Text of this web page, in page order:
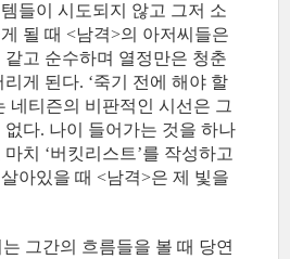
들이 시도되지 않고 그저 소
될 때 <남격>의 아저씨들은
같고 순수하며 열정만은 청춘
게 된다. ‘죽기 전에 해야 할
네티즌의 비판적인 시선은 그
다. 나이 들어가는 것을 하나
치 ‘버킷리스트’를 작성하고
아있을 때 <남격>은 제 빛을
그간의 흐름들을 볼 때 당연